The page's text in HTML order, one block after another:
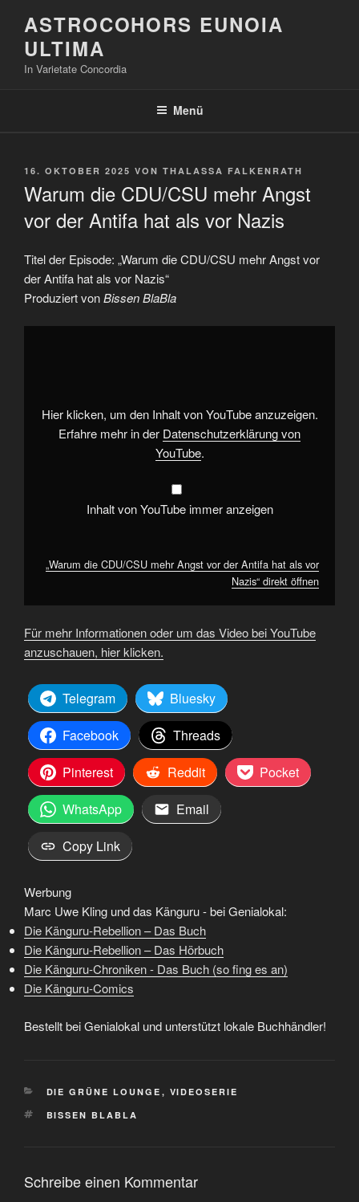
Inhalt
springen
ASTROCOHORS EUNOIA
ULTIMA
In Varietate Concordia
Menü
VERÖFFENTLICHT
16. OKTOBER 2025 VON THALASSA FALKENRATH
Warum die CDU/CSU mehr Angst
vor der Antifa hat als vor Nazis
Titel der Episode: „Warum die CDU/CSU mehr Angst vor
der Antifa hat als vor Nazis“
Produziert vonBissen BlaBla
„Warum
AntifaHier klicken, um den Inhalt von YouTube anzuzeigen.
Erfahre mehr in der Datenschutzerklärung von
YouTube.
Inhalt von YouTube immer anzeigen
„Warum die CDU/CSU mehr Angst vor der Antifa hat als vor
Nazis“ direkt öffnen
Für mehr Informationen oder um das Video bei YouTube
anzuschauen, hier klicken.
Telegram
Bluesky
Facebook
Threads
Pinterest
Reddit
Pocket
WhatsApp
Email
Copy Link
Werbung
Marc Uwe Kling und das Känguru - bei Genialokal:
Die Känguru-Rebellion – Das Buch
Die Känguru-Rebellion – Das Hörbuch
Die Känguru-Chroniken - Das Buch (so fing es an)
Die Känguru-Comics
Bestellt bei Genialokal und unterstützt lokale Buchhändler!
KATEGORIEN
DIE GRÜNE LOUNGE , VIDEOSERIE
SCHLAGWÖRTER
BISSEN BLABLA
Schreibe einen Kommentar